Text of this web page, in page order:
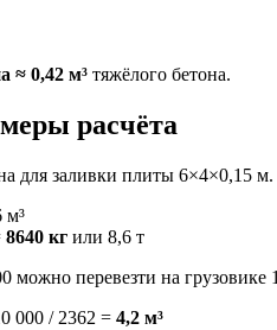
≈ 0,42 м³ тяжёлого бетона.
расчёта
для заливки плиты 6×4×0,15 м.
м³
8640 кг или 8,6 т
можно перевезти на грузовике
000 / 2362 = 4,2 м³